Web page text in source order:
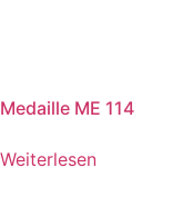
Medaille ME 114
Weiterlesen